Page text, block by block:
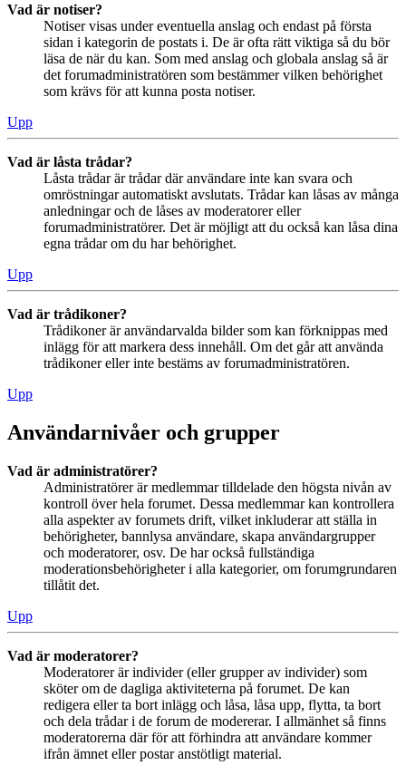
Vad är notiser?
Notiser visas under eventuella anslag och endast på första
sidan i kategorin de postats i. De är ofta rätt viktiga så du bör
läsa de när du kan. Som med anslag och globala anslag så är
det forumadministratören som bestämmer vilken behörighet
som krävs för att kunna posta notiser.
Upp
Vad är låsta trådar?
Låsta trådar är trådar där användare inte kan svara och
omröstningar automatiskt avslutats. Trådar kan låsas av många
anledningar och de låses av moderatorer eller
forumadministratörer. Det är möjligt att du också kan låsa dina
egna trådar om du har behörighet.
Upp
Vad är trådikoner?
Trådikoner är användarvalda bilder som kan förknippas med
inlägg för att markera dess innehåll. Om det går att använda
trådikoner eller inte bestäms av forumadministratören.
Upp
Användarnivåer och grupper
Vad är administratörer?
Administratörer är medlemmar tilldelade den högsta nivån av
kontroll över hela forumet. Dessa medlemmar kan kontrollera
alla aspekter av forumets drift, vilket inkluderar att ställa in
behörigheter, bannlysa användare, skapa användargrupper
och moderatorer, osv. De har också fullständiga
moderationsbehörigheter i alla kategorier, om forumgrundaren
tillåtit det.
Upp
Vad är moderatorer?
Moderatorer är individer (eller grupper av individer) som
sköter om de dagliga aktiviteterna på forumet. De kan
redigera eller ta bort inlägg och låsa, låsa upp, flytta, ta bort
och dela trådar i de forum de modererar. I allmänhet så finns
moderatorerna där för att förhindra att användare kommer
ifrån ämnet eller postar anstötligt material.